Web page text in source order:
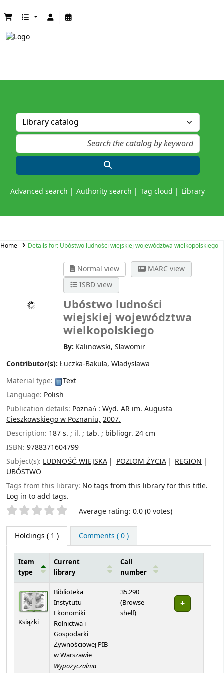
Advanced search Authority search Tag cloud Library
Home Details for: Ubóstwo ludności wiejskiej województwa wielkopolskiego
Normal view
MARC view
ISBD view
Ubóstwo ludności
wiejskiej województwa
wielkopolskiego
By: Kalinowski, Sławomir
Contributor(s): Łuczka-Bakuła, Władysława
Material type:
Text
Language: Polish
Publication details: Poznań :Wyd. AR im. Augusta
Cieszkowskiego w Poznaniu,2007.
Description: 187 s. ; il. ; tab. ; bibliogr. 24 cm
ISBN: 9788371604799
Subject(s): LUDNOŚĆ WIEJSKA POZIOM ŻYCIA
REGION
UBÓSTWO
Tags from this library: No tags from this library for this title.
Log in to add tags.
Star ratings Average rating: 0.0 (0 votes)
Holdings ( 1 ) Comments ( 0 )
Item
type
Current
library
Call
number
Książki
Biblioteka
Instytutu
Ekonomiki
Rolnictwa i
Gospodarki
Żywnościowej PIB
w Warszawie
Wypożyczalnia
35.290
(Browse
shelf(Opens below)
)